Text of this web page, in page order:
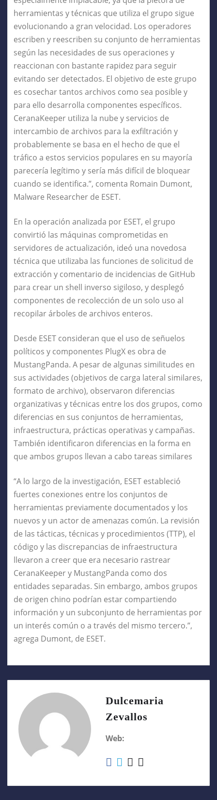
herramientas y técnicas que utiliza el grupo sigue
evolucionando a gran velocidad. Los operadores
escriben y reescriben su conjunto de herramientas
según las necesidades de sus operaciones y
reaccionan con bastante rapidez para seguir
evitando ser detectados. El objetivo de este grupo
es cosechar tantos archivos como sea posible y
para ello desarrolla componentes específicos.
CeranaKeeper utiliza la nube y servicios de
intercambio de archivos para la exfiltración y
probablemente se basa en el hecho de que el
tráfico a estos servicios populares en su mayoría
parecería legítimo y sería más difícil de bloquear
cuando se identifica.”, comenta Romain Dumont,
Malware Researcher de ESET.
En la operación analizada por ESET, el grupo
convirtió las máquinas comprometidas en
servidores de actualización, ideó una novedosa
técnica que utilizaba las funciones de solicitud de
extracción y comentario de incidencias de GitHub
para crear un shell inverso sigiloso, y desplegó
componentes de recolección de un solo uso al
recopilar árboles de archivos enteros.
Desde ESET consideran que el uso de señuelos
políticos y componentes PlugX es obra de
MustangPanda. A pesar de algunas similitudes en
sus actividades (objetivos de carga lateral similares,
formato de archivo), observaron diferencias
organizativas y técnicas entre los dos grupos, como
diferencias en sus conjuntos de herramientas,
infraestructura, prácticas operativas y campañas.
También identificaron diferencias en la forma en
que ambos grupos llevan a cabo tareas similares
“A lo largo de la investigación, ESET estableció
fuertes conexiones entre los conjuntos de
herramientas previamente documentados y los
nuevos y un actor de amenazas común. La revisión
de las tácticas, técnicas y procedimientos (TTP), el
código y las discrepancias de infraestructura
llevaron a creer que era necesario rastrear
CeranaKeeper y MustangPanda como dos
entidades separadas. Sin embargo, ambos grupos
de origen chino podrían estar compartiendo
información y un subconjunto de herramientas por
un interés común o a través del mismo tercero.”,
agrega Dumont, de ESET.
Dulcemaria
Zevallos
Web: